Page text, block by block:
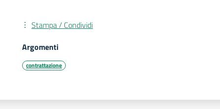
Stampa / Condividi
Argomenti
contrattazione